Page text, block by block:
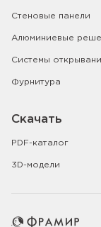
Стеновые панели
Алюминиевые
Системы
Фурнитура
Скачать
PDF-каталог
3D-модели